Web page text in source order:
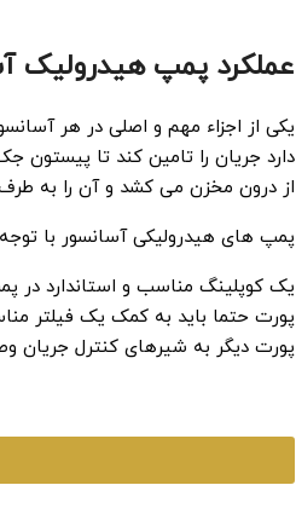
عملکرد پمپ هیدرولیک
یکی از اجزاء مهم و اصلی در هر
دارد جریان را تامین کند تا پیستون
از درون مخزن می کشد و آن را به
پمپ های هیدرولیکی آسانسور با توجه
یک کوپلینگ مناسب و استاندارد در
پورت حتما باید به کمک یک
پورت دیگر به شیرهای کنترل